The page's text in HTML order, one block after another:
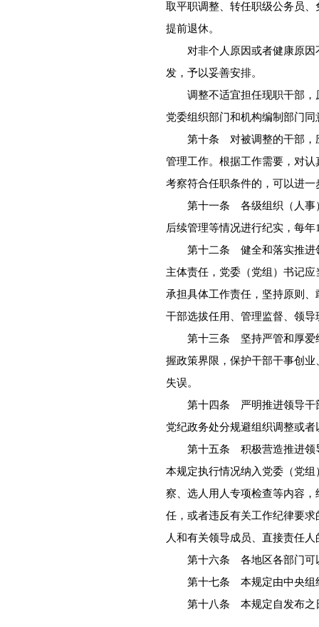
取平职调整、转任职级公务员
提前退休。
对非个人原因或者健康原因
发，予以妥善安排。
调整不适宜担任现职干部，
党委组织部门和机构编制部门
第十条 对被调整的干部，应
管理工作。根据工作需要，对
考察符合任职条件的，可以进
第十一条 各级组织（人事）
后续管理等情况进行纪实，每
第十二条 健全和落实推进领
主体责任，党委（党组）书记
承担具体工作责任，坚持原则
干部选拔任用、管理监督、领
第十三条 坚持严管和厚爱结
握政策界限，保护干部干事创
失误。
第十四条 严明推进领导干部
党纪政务处分规避组织调整或
第十五条 积极营造推进领导
本规定执行情况纳入党委（党
察、选人用人专项检查等内容
任，或者违反有关工作纪律要
人和有关领导成员、直接责任人
第十六条 各地区各部门可以
第十七条 本规定由中央组
第十八条 本规定自发布之